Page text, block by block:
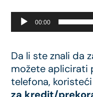
00:00
Da li ste znali da
možete aplicirati
telefona,